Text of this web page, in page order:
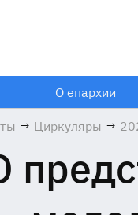
О епархии
→ Циркуляры →